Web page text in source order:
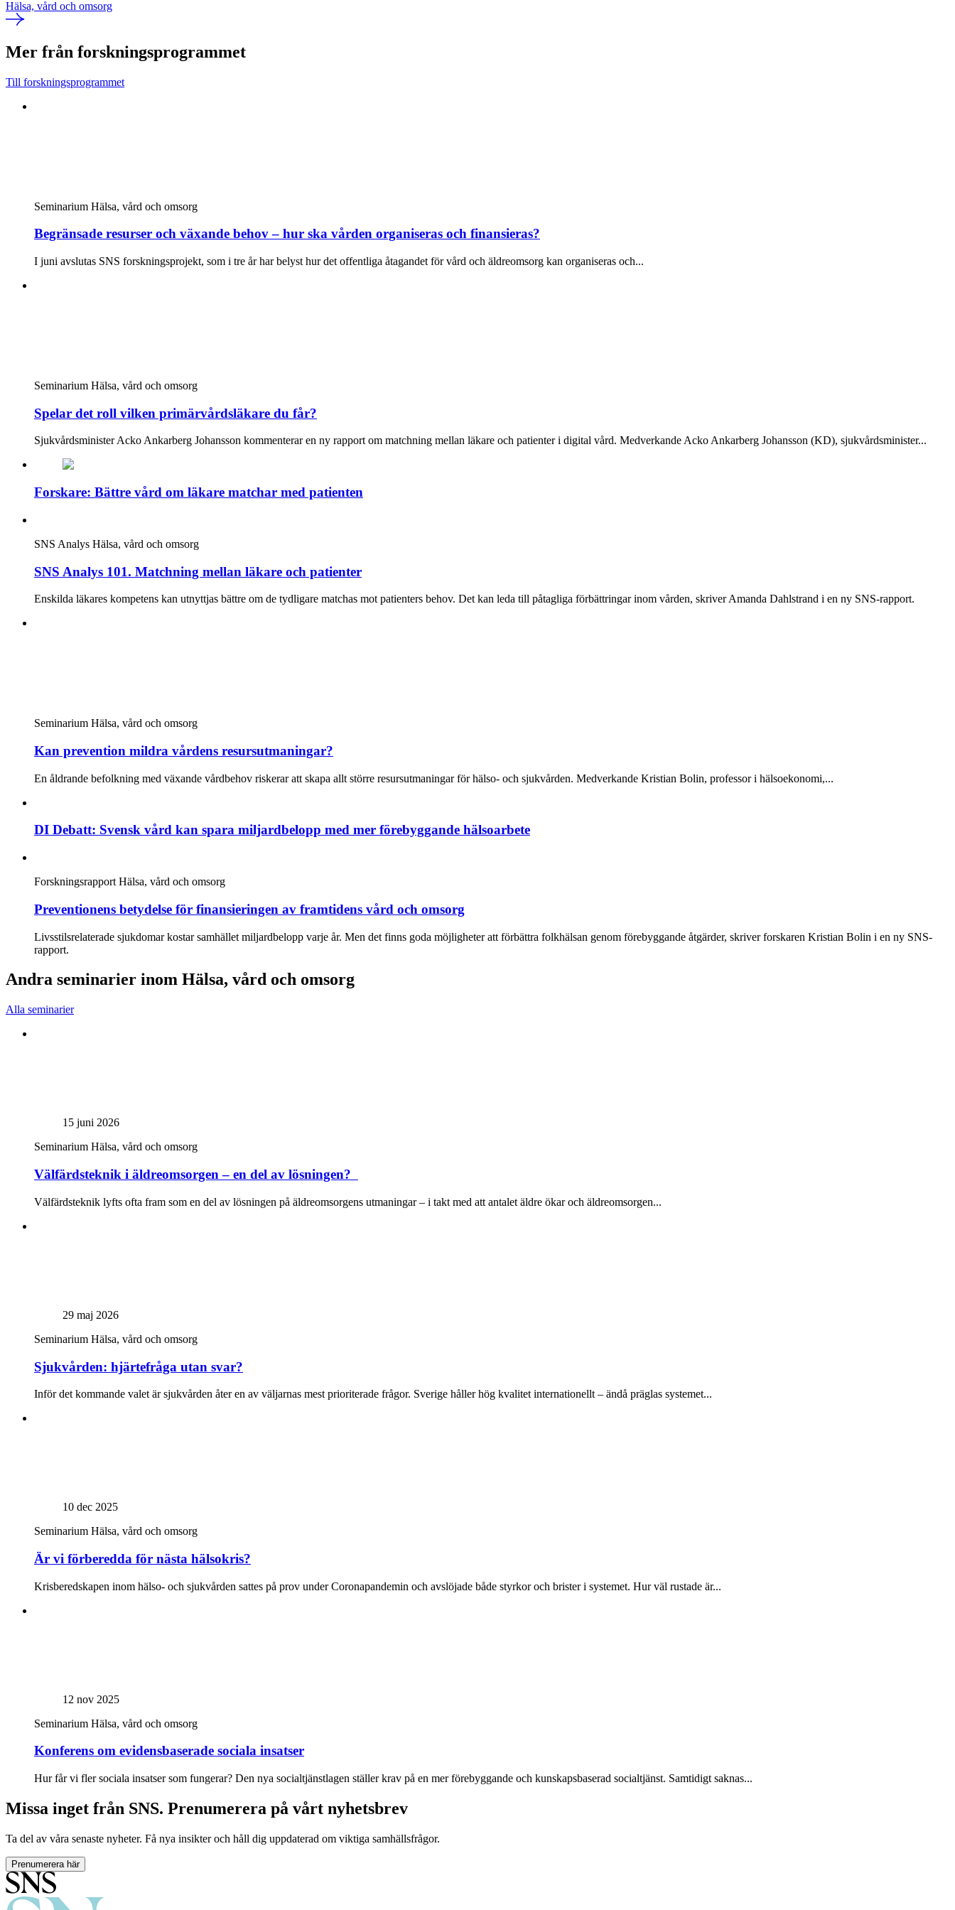
Hälsa, vård och omsorg
Mer från forskningsprogrammet
Till forskningsprogrammet
Seminarium Hälsa, vård och omsorg
Begränsade resurser och växande behov – hur ska vården organiseras och finansieras?
I juni avslutas SNS forskningsprojekt, som i tre år har belyst hur det offentliga åtagandet för vård och äldreomsorg kan organiseras och...
Seminarium Hälsa, vård och omsorg
Spelar det roll vilken primärvårdsläkare du får?
Sjukvårdsminister Acko Ankarberg Johansson kommenterar en ny rapport om matchning mellan läkare och patienter i digital vård. Medverkande Acko Ankarberg Johansson (KD), sjukvårdsminister...
Forskare: Bättre vård om läkare matchar med patienten
SNS Analys Hälsa, vård och omsorg
SNS Analys 101. Matchning mellan läkare och patienter
Enskilda läkares kompetens kan utnyttjas bättre om de tydligare matchas mot patienters behov. Det kan leda till påtagliga förbättringar inom vården, skriver Amanda Dahlstrand i en ny SNS-rapport.
Seminarium Hälsa, vård och omsorg
Kan prevention mildra vårdens resursutmaningar?
En åldrande befolkning med växande vårdbehov riskerar att skapa allt större resursutmaningar för hälso- och sjukvården. Medverkande Kristian Bolin, professor i hälsoekonomi,...
DI Debatt: Svensk vård kan spara miljardbelopp med mer förebyggande hälsoarbete
Forskningsrapport Hälsa, vård och omsorg
Preventionens betydelse för finansieringen av framtidens vård och omsorg
Livsstilsrelaterade sjukdomar kostar samhället miljardbelopp varje år. Men det finns goda möjligheter att förbättra folkhälsan genom förebyggande åtgärder, skriver forskaren Kristian Bolin i en ny SNS-
rapport.
Andra seminarier inom Hälsa, vård och omsorg
Alla seminarier
15 juni 2026
Seminarium Hälsa, vård och omsorg
Välfärdsteknik i äldreomsorgen – en del av lösningen?
Välfärdsteknik lyfts ofta fram som en del av lösningen på äldreomsorgens utmaningar – i takt med att antalet äldre ökar och äldreomsorgen...
29 maj 2026
Seminarium Hälsa, vård och omsorg
Sjukvården: hjärtefråga utan svar?
Inför det kommande valet är sjukvården åter en av väljarnas mest prioriterade frågor. Sverige håller hög kvalitet internationellt – ändå präglas systemet...
10 dec 2025
Seminarium Hälsa, vård och omsorg
Är vi förberedda för nästa hälsokris?
Krisberedskapen inom hälso- och sjukvården sattes på prov under Coronapandemin och avslöjade både styrkor och brister i systemet. Hur väl rustade är...
12 nov 2025
Seminarium Hälsa, vård och omsorg
Konferens om evidensbaserade sociala insatser
Hur får vi fler sociala insatser som fungerar? Den nya socialtjänstlagen ställer krav på en mer förebyggande och kunskapsbaserad socialtjänst. Samtidigt saknas...
Missa inget från SNS. Prenumerera på vårt nyhetsbrev
Ta del av våra senaste nyheter. Få nya insikter och håll dig uppdaterad om viktiga samhällsfrågor.
Prenumerera här